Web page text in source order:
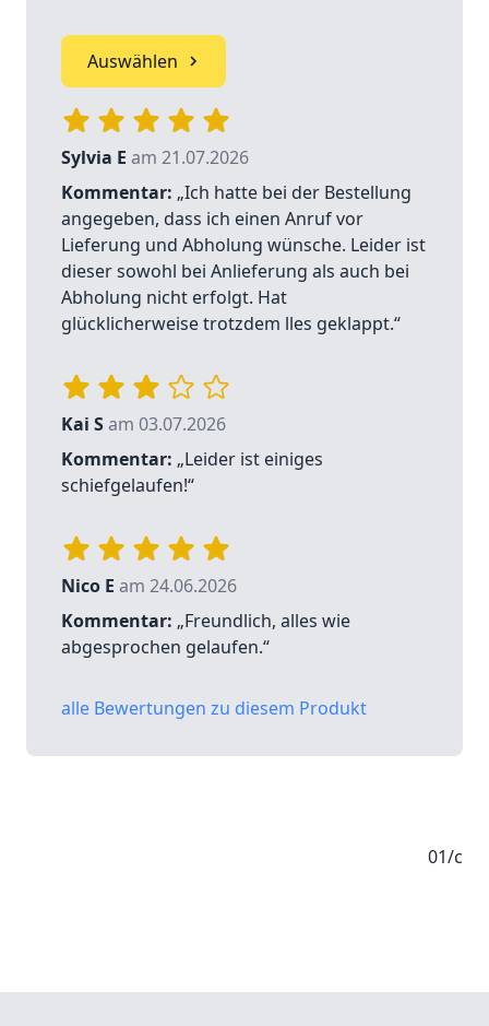
Auswählen
Sylvia E am 21.07.2026
Kommentar: „Ich hatte bei der Bestellung
angegeben, dass ich einen Anruf vor
Lieferung und Abholung wünsche. Leider ist
dieser sowohl bei Anlieferung als auch bei
Abholung nicht erfolgt. Hat
glücklicherweise trotzdem lles geklappt.“
Kai Sam 03.07.2026
Kommentar: „Leider ist einiges
schiefgelaufen!“
Nico E am 24.06.2026
Kommentar: „Freundlich, alles wie
abgesprochen gelaufen.“
alle Bewertungen zu diesem Produkt
01/c